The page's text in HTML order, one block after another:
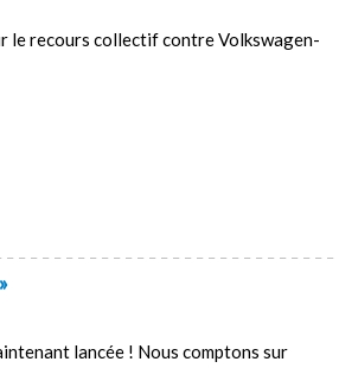
le recours collectif contre Volkswagen-
lancée ! Nous comptons sur